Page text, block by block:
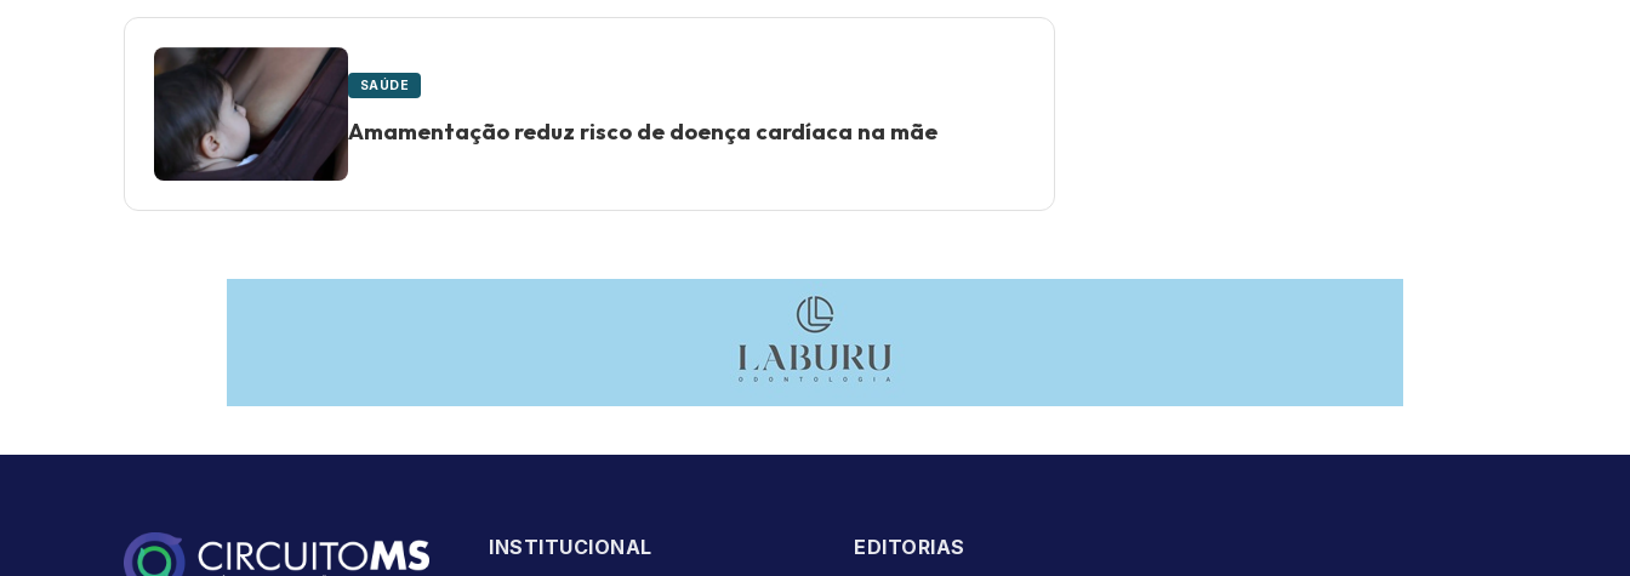
SAÚDE
Amamentação reduz risco de doença cardíaca na mãe
INSTITUCIONAL EDITORIAS